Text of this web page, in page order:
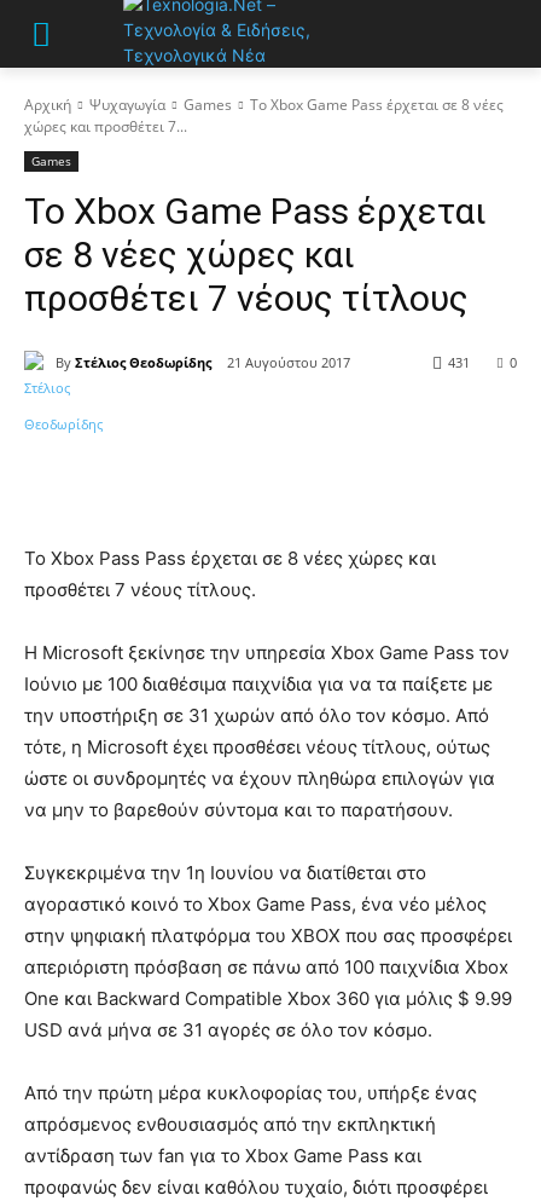
Αρχική Ψυχαγωγία Games
Το Xbox Game Pass έρχεται σε 8 νέες
χώρες και προσθέτει 7...
Games
Το Xbox Game Pass έρχεται
σε 8 νέες χώρες και
προσθέτει 7 νέους τίτλους
By Στέλιος Θεοδωρίδης 21 Αυγούστου 2017 0
431
Το Xbox Pass Pass έρχεται σε 8 νέες χώρες και
προσθέτει 7 νέους τίτλους.
Η Microsoft ξεκίνησε την υπηρεσία Xbox Game Pass τον
Ιούνιο με 100 διαθέσιμα παιχνίδια για να τα παίξετε με
την υποστήριξη σε 31 χωρών από όλο τον κόσμο. Από
τότε, η Microsoft έχει προσθέσει νέους τίτλους, ούτως
ώστε οι συνδρομητές να έχουν πληθώρα επιλογών για
να μην το βαρεθούν σύντομα και το παρατήσουν.
Συγκεκριμένα την 1η Ιουνίου να διατίθεται στο
αγοραστικό κοινό το Xbox Game Pass, ένα νέο μέλος
στην ψηφιακή πλατφόρμα του XBOX που σας προσφέρει
απεριόριστη πρόσβαση σε πάνω από 100 παιχνίδια Xbox
One και Backward Compatible Xbox 360 για μόλις $ 9.99
USD ανά μήνα σε 31 αγορές σε όλο τον κόσμο.
Από την πρώτη μέρα κυκλοφορίας του, υπήρξε ένας
απρόσμενος ενθουσιασμός από την εκπληκτική
αντίδραση των fan για το Xbox Game Pass και
προφανώς δεν είναι καθόλου τυχαίο, διότι προσφέρει